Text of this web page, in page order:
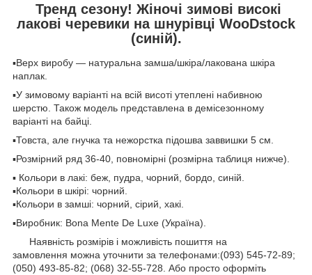
Тренд сезону! Жіночі зимові високі
лакові черевики на шнурівці WooDstock
(синій).
▪️Верх виробу — натуральна замша/шкіра/лакована шкіра
наплак.
▪️У зимовому варіанті на всій висоті утеплені набивною
шерстю. Також модель представлена в демісезонному
варіанті на байці.
▪️Товста, але гнучка та нежорстка підошва заввишки 5 см.
▪️Розмірний ряд 36-40, повномірні (розмірна таблиця нижче).
▪️ Кольори в лакі: беж, пудра, чорний, бордо, синій.
▪️Кольори в шкірі: чорний.
▪️Кольори в замші: чорний, сірий, хакі.
▪️Виробник: Bona Mente De Luxe (Україна).
Наявність розмірів і можливість пошиття на
замовлення можна уточнити за телефонами:(093) 545-72-89;
(050) 493-85-82; (068) 32-55-728. Або просто оформіть